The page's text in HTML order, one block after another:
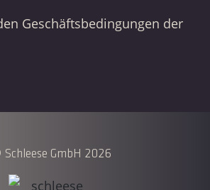
Geschäftsbedingungen der
GmbH 2026